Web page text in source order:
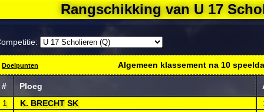
Rangschikking van U 17
Doelpunten Algemeen klassement na 10
# Ploeg
1
K. BRECHT SK